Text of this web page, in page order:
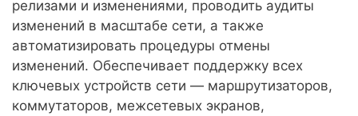
релизами и изменениями, проводить аудиты
изменений в масштабе сети, а также
автоматизировать процедуры отмены
изменений. Обеспечивает поддержку всех
ключевых устройств сети — маршрутизаторов,
коммутаторов, межсетевых экранов,